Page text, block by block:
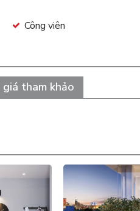
Công viên
tham khảo